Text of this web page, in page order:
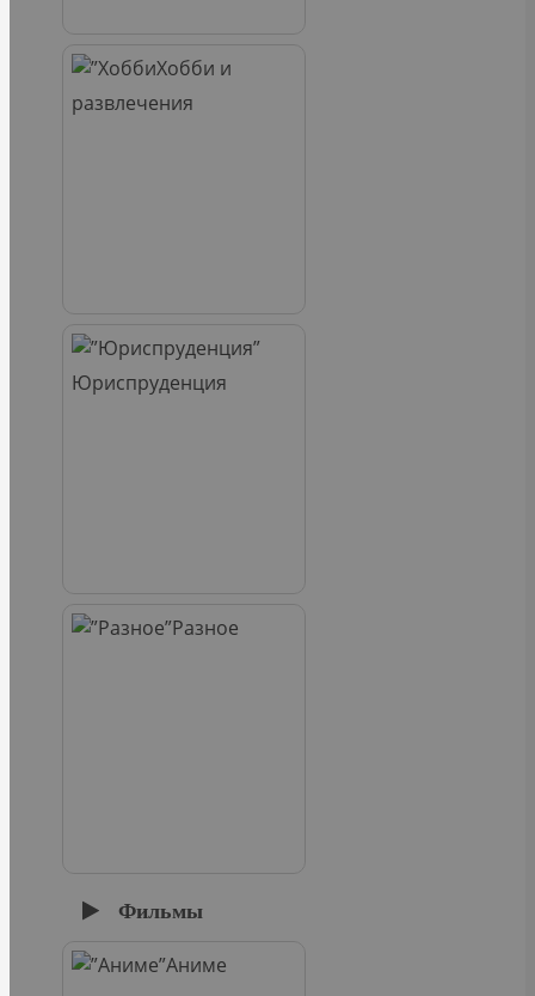
Хобби и
развлечения
Юриспруденция
Разное
Фильмы
Аниме